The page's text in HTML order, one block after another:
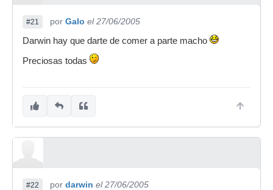
#21 por Galo el 27/06/2005
Darwin hay que darte de comer a parte macho
Preciosas todas
#22 por darwin el 27/06/2005